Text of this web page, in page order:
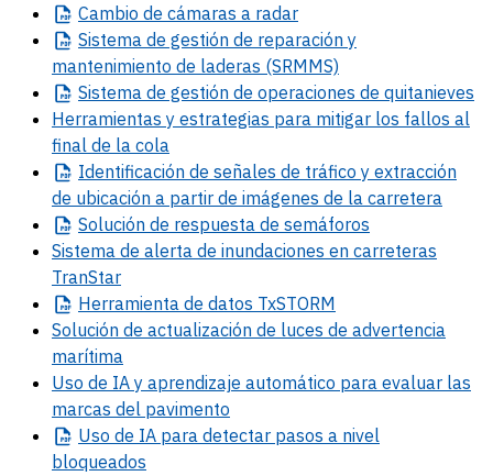
Cambio de cámaras a radar
Sistema de gestión de reparación y
mantenimiento de laderas (SRMMS)
Sistema de gestión de operaciones de quitanieves
Herramientas y estrategias para mitigar los fallos al
final de la cola
Identificación de señales de tráfico y extracción
de ubicación a partir de imágenes de la carretera
Solución de respuesta de semáforos
Sistema de alerta de inundaciones en carreteras
TranStar
Herramienta de datos TxSTORM
Solución de actualización de luces de advertencia
marítima
Uso de IA y aprendizaje automático para evaluar las
marcas del pavimento
Uso de IA para detectar pasos a nivel
bloqueados